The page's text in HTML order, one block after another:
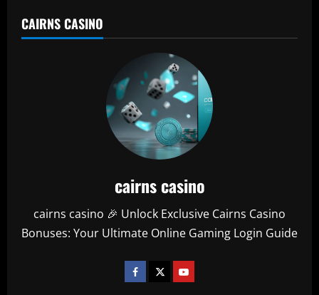
CAIRNS CASINO
cairns casino
cairns casino 🎉 Unlock Exclusive Cairns Casino
Bonuses: Your Ultimate Online Gaming Login Guide